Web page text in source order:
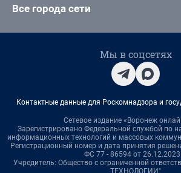
Все города сети
Мы в соцсетях
Контактные данные для Роскомнадзора и
Сетевое издание «Воронеж
Зарегистрировано Федеральной службой по
информационных технологий и массовых
Регистрационный номер и дата принятия
ФС 77 - 86594 от 26.12.2023
Учредитель: Общество с ограниченной